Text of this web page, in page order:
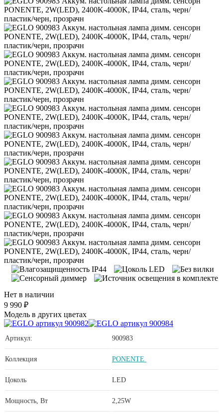
Нет в наличии
9 990 ₽
Модель в других цветах
Артикул: 900983
Коллекция PONENTE
Цоколь LED
Мощность, Вт 2,25W